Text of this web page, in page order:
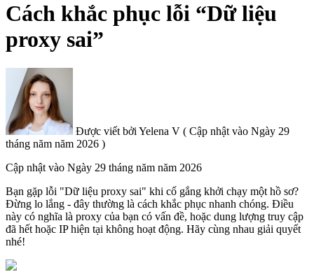
Cách khắc phục lỗi “Dữ liệu
proxy sai”
Được viết bởi Yelena V ( Cập nhật vào Ngày 29
tháng năm năm 2026 )
Cập nhật vào Ngày 29 tháng năm năm 2026
Bạn gặp lỗi "Dữ liệu proxy sai" khi cố gắng khởi chạy một hồ sơ?
Đừng lo lắng - đây thường là cách khắc phục nhanh chóng. Điều
này có nghĩa là proxy của bạn có vấn đề, hoặc dung lượng truy cập
đã hết hoặc IP hiện tại không hoạt động. Hãy cùng nhau giải quyết
nhé!